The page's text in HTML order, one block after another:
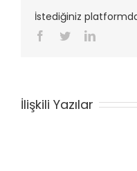
İstediğiniz
Facebook
TwitterLinkedIn
İlişkili Yazılar